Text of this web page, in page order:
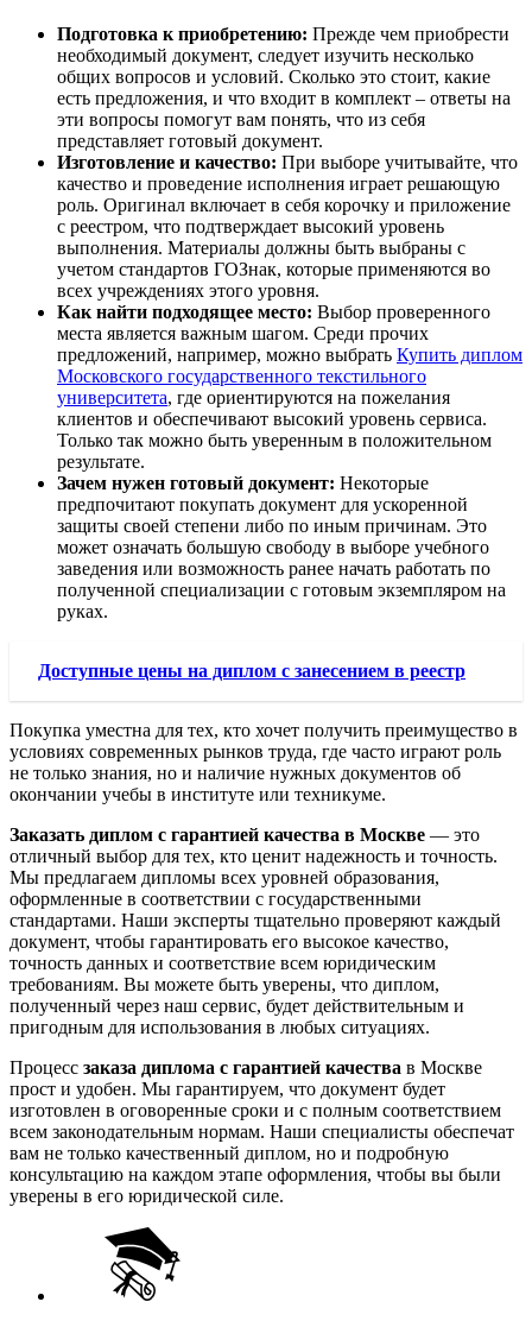
Подготовка к приобретению: Прежде чем приобрести
необходимый документ, следует изучить несколько
общих вопросов и условий. Сколько это стоит, какие
есть предложения, и что входит в комплект – ответы на
эти вопросы помогут вам понять, что из себя
представляет готовый документ.
Изготовление и качество: При выборе учитывайте, что
качество и проведение исполнения играет решающую
роль. Оригинал включает в себя корочку и приложение
с реестром, что подтверждает высокий уровень
выполнения. Материалы должны быть выбраны с
учетом стандартов ГОЗнак, которые применяются во
всех учреждениях этого уровня.
Как найти подходящее место: Выбор проверенного
места является важным шагом. Среди прочих
предложений, например, можно выбрать Купить диплом
Московского государственного текстильного
университета, где ориентируются на пожелания
клиентов и обеспечивают высокий уровень сервиса.
Только так можно быть уверенным в положительном
результате.
Зачем нужен готовый документ: Некоторые
предпочитают покупать документ для ускоренной
защиты своей степени либо по иным причинам. Это
может означать большую свободу в выборе учебного
заведения или возможность ранее начать работать по
полученной специализации с готовым экземпляром на
руках.
Доступные цены на диплом с занесением в реестр
Покупка уместна для тех, кто хочет получить преимущество в
условиях современных рынков труда, где часто играют роль
не только знания, но и наличие нужных документов об
окончании учебы в институте или техникуме.
Заказать диплом с гарантией качества в Москве — это
отличный выбор для тех, кто ценит надежность и точность.
Мы предлагаем дипломы всех уровней образования,
оформленные в соответствии с государственными
стандартами. Наши эксперты тщательно проверяют каждый
документ, чтобы гарантировать его высокое качество,
точность данных и соответствие всем юридическим
требованиям. Вы можете быть уверены, что диплом,
полученный через наш сервис, будет действительным и
пригодным для использования в любых ситуациях.
Процесс заказа диплома с гарантией качества в Москве
прост и удобен. Мы гарантируем, что документ будет
изготовлен в оговоренные сроки и с полным соответствием
всем законодательным нормам. Наши специалисты обеспечат
вам не только качественный диплом, но и подробную
консультацию на каждом этапе оформления, чтобы вы были
уверены в его юридической силе.